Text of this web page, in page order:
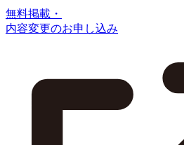
無料掲載・
内容変更のお申し込み